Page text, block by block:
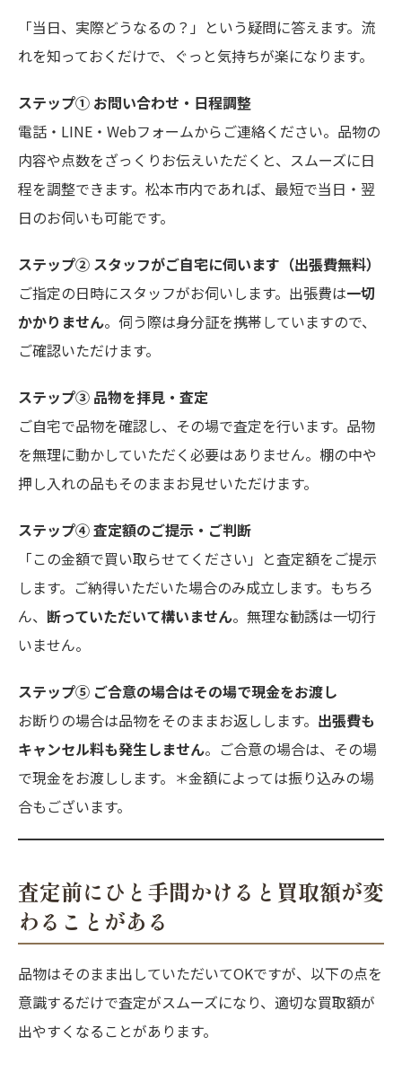
「当日、実際どうなるの？」という疑問に答えます。流
れを知っておくだけで、ぐっと気持ちが楽になります。
ステップ① お問い合わせ・日程調整
電話・LINE・Webフォームからご連絡ください。品物の
内容や点数をざっくりお伝えいただくと、スムーズに日
程を調整できます。松本市内であれば、最短で当日・翌
日のお伺いも可能です。
ステップ② スタッフがご自宅に伺います（出張費無料）
ご指定の日時にスタッフがお伺いします。出張費は一切
かかりません。伺う際は身分証を携帯していますので、
ご確認いただけます。
ステップ③ 品物を拝見・査定
ご自宅で品物を確認し、その場で査定を行います。品物
を無理に動かしていただく必要はありません。棚の中や
押し入れの品もそのままお見せいただけます。
ステップ④ 査定額のご提示・ご判断
「この金額で買い取らせてください」と査定額をご提示
します。ご納得いただいた場合のみ成立します。もちろ
ん、 断っていただいて構いません。無理な勧誘は一切行
いません。
ステップ⑤ ご合意の場合はその場で現金をお渡し
お断りの場合は品物をそのままお返しします。 出張費も
キャンセル料も発生しません。ご合意の場合は、その場
で現金をお渡しします。＊金額によっては振り込みの場
合もございます。
査定前にひと手間かけると買取額が変
わることがある
品物はそのまま出していただいてOKですが、以下の点を
意識するだけで査定がスムーズになり、適切な買取額が
出やすくなることがあります。